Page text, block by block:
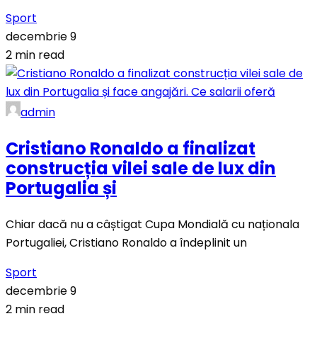
Sport
decembrie 9
2 min read
admin
Cristiano Ronaldo a finalizat
construcția vilei sale de lux din
Portugalia și
Chiar dacă nu a câștigat Cupa Mondială cu naționala
Portugaliei, Cristiano Ronaldo a îndeplinit un
Sport
decembrie 9
2 min read